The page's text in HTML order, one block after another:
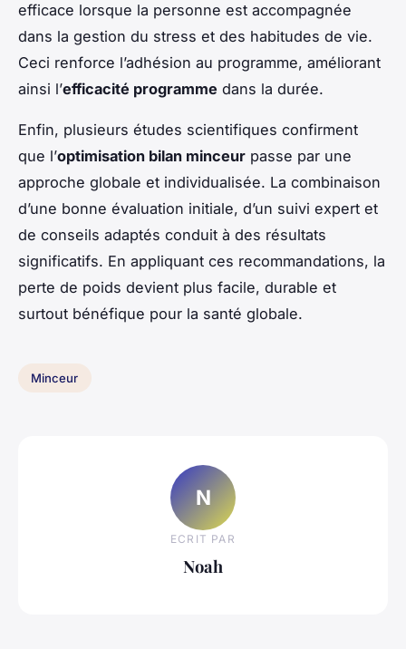
efficace lorsque la personne est accompagnée
dans la gestion du stress et des habitudes de vie.
Ceci renforce l’adhésion au programme, améliorant
ainsi l’efficacité programme dans la durée.
Enfin, plusieurs études scientifiques confirment
que l’optimisation bilan minceur passe par une
approche globale et individualisée. La combinaison
d’une bonne évaluation initiale, d’un suivi expert et
de conseils adaptés conduit à des résultats
significatifs. En appliquant ces recommandations, la
perte de poids devient plus facile, durable et
surtout bénéfique pour la santé globale.
Minceur
N
ECRIT PAR
Noah